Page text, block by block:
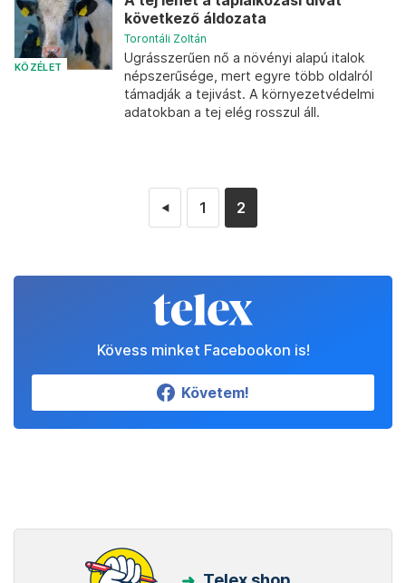
KÖZÉLET
következő áldozata
Torontáli Zoltán
Ugrásszerűen nő a növényi alapú italok
népszerűsége, mert egyre több oldalról
támadják a tejivást. A környezetvédelmi
adatokban a tej elég rosszul áll.
◄ 1 2
Kövess minket Facebookon is!
Követem!